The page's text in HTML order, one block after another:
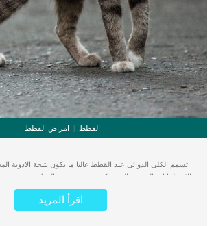
القطط امراض القطط
تسمم الكلى الدوائى عند القطط غالبا ما يكون نتيجة الادوية
بالاضطرابات النفسية التى يمكن ان يعانى منها القط. قد تؤدي بعض
بغرض تشخيص أو علاج الاضطرابات الصحية إلى تلف الكلى.
الادوية التى تساهم فى تعديل الحالة النفسية والمنومات او
اى حالة صحية اخرى. كما يمكن ان تتأثر الكلى عند اعطاء التخدير
اقرأ المزيد